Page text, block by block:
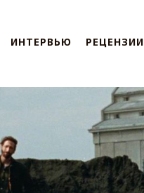
ИНТЕРВЬЮ РЕЦЕНЗИИ